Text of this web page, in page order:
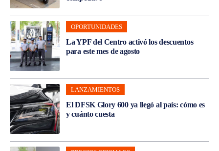
OPORTUNIDADES
La YPF del Centro activó los descuentos
para este mes de agosto
LANZAMIENTOS
El DFSK Glory 600 ya llegó al país: cómo es
y cuánto cuesta